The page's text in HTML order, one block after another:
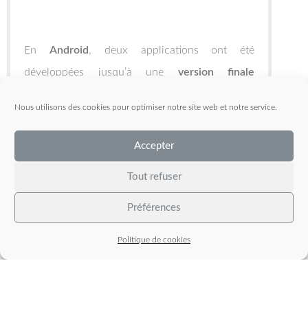
Nous utilisons des cookies pour optimiser notre site web et notre service.
Accepter
Tout refuser
Préférences
Politique de cookies
En Android, deux applications ont été
développées jusqu’à une version finale
La première a été réalisées par groupe de quatre
étudiants dans le cadre du module Android en
fin de DUT et permet deposter des anecdotes
La seconde, conçue durant le cours d’Android